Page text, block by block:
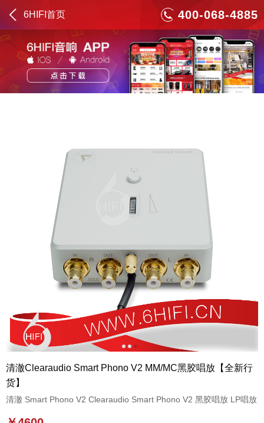
6HIFI首页 400-068-4885
2 3
清澈Clearaudio Smart Phono V2 MM/MC黑胶唱放【全新行
货】
清澈 Smart Phono V2 Clearaudio Smart Phono V2 黑胶唱放 LP唱放